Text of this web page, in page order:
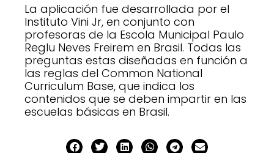
La aplicación fue desarrollada por el
Instituto Vini Jr, en conjunto con
profesoras de la Escola Municipal Paulo
Reglu Neves Freirem en Brasil. Todas las
preguntas estas diseñadas en función a
las reglas del Common National
Curriculum Base, que indica los
contenidos que se deben impartir en las
escuelas básicas en Brasil.